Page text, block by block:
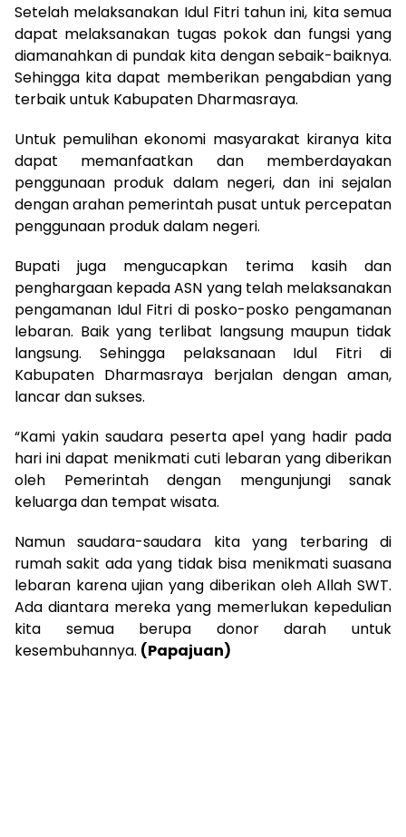
Setelah melaksanakan Idul Fitri tahun ini, kita semua
dapat melaksanakan tugas pokok dan fungsi yang
diamanahkan di pundak kita dengan sebaik-baiknya.
Sehingga kita dapat memberikan pengabdian yang
terbaik untuk Kabupaten Dharmasraya.
Untuk pemulihan ekonomi masyarakat kiranya kita
dapat memanfaatkan dan memberdayakan
penggunaan produk dalam negeri, dan ini sejalan
dengan arahan pemerintah pusat untuk percepatan
penggunaan produk dalam negeri.
Bupati juga mengucapkan terima kasih dan
penghargaan kepada ASN yang telah melaksanakan
pengamanan Idul Fitri di posko-posko pengamanan
lebaran. Baik yang terlibat langsung maupun tidak
langsung. Sehingga pelaksanaan Idul Fitri di
Kabupaten Dharmasraya berjalan dengan aman,
lancar dan sukses.
“Kami yakin saudara peserta apel yang hadir pada
hari ini dapat menikmati cuti lebaran yang diberikan
oleh Pemerintah dengan mengunjungi sanak
keluarga dan tempat wisata.
Namun saudara-saudara kita yang terbaring di
rumah sakit ada yang tidak bisa menikmati suasana
lebaran karena ujian yang diberikan oleh Allah SWT.
Ada diantara mereka yang memerlukan kepedulian
kita semua berupa donor darah untuk
kesembuhannya. (Papajuan)